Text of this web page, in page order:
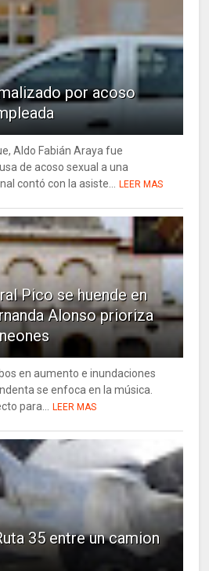
por acoso
Aldo Fabián Araya fue
de acoso sexual a una
contó con la asiste...
LEER MAS
Pico se huende en
Alonso prioriza
en aumento e inundaciones
se enfoca en la música.
para...
LEER MAS
35 entre un camion